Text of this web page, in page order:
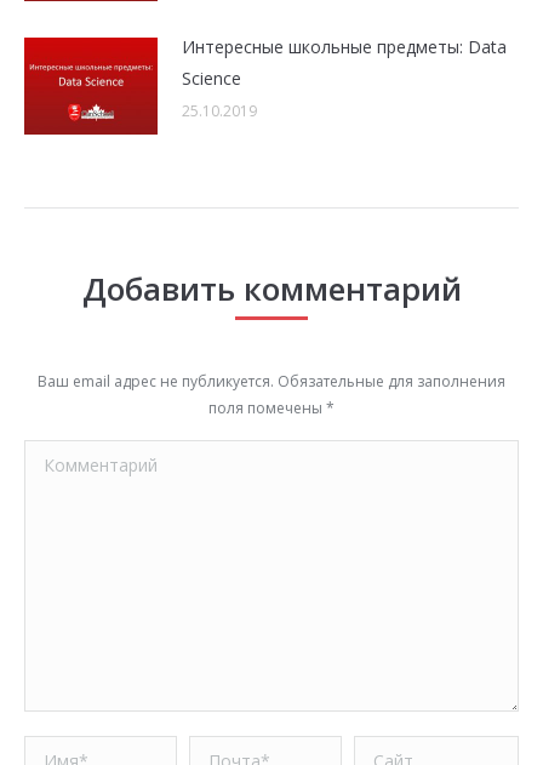
Интересные школьные предметы: Data
Science
25.10.2019
Добавить комментарий
Ваш email адрес не публикуется. Обязательные для заполнения
поля помечены *
Комментарий
Имя * Почта * Сайт